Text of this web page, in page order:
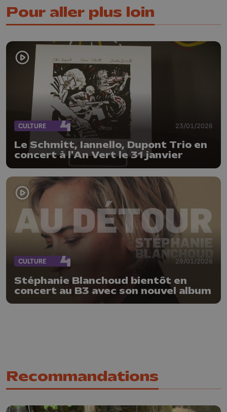
Pour aller plus loin
CULTURE 23/01/2026
Le Schmitt, Iannello, Dupont Trio en
concert à l'An Vert le 31 janvier
CULTURE 29/01/2026
Stéphanie Blanchoud bientôt en
concert au B3 avec son nouvel album
Recommandations